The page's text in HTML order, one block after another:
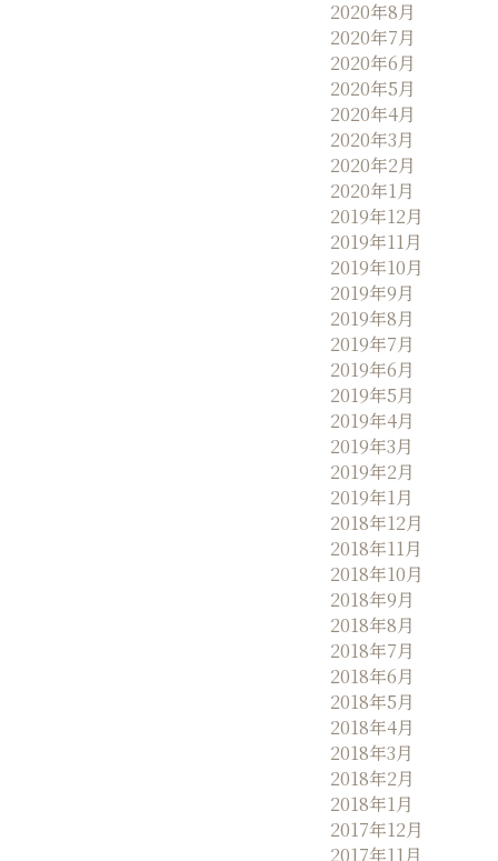
2020年8月
2020年7月
2020年6月
2020年5月
2020年4月
2020年3月
2020年2月
2020年1月
2019年12月
2019年11月
2019年10月
2019年9月
2019年8月
2019年7月
2019年6月
2019年5月
2019年4月
2019年3月
2019年2月
2019年1月
2018年12月
2018年11月
2018年10月
2018年9月
2018年8月
2018年7月
2018年6月
2018年5月
2018年4月
2018年3月
2018年2月
2018年1月
2017年12月
2017年11月